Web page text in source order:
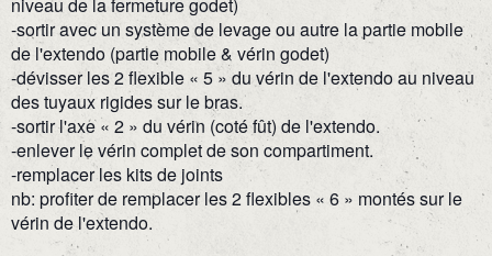
-sortir avec un système de levage ou autre la partie mobile
de l'extendo (partie mobile & vérin godet)
-dévisser les 2 flexible « 5 » du vérin de l'extendo au niveau
des tuyaux rigides sur le bras.
-sortir l'axe « 2 » du vérin (coté fût) de l'extendo.
-enlever le vérin complet de son compartiment.
-remplacer les kits de joints
nb: profiter de remplacer les 2 flexibles « 6 » montés sur le
vérin de l'extendo.